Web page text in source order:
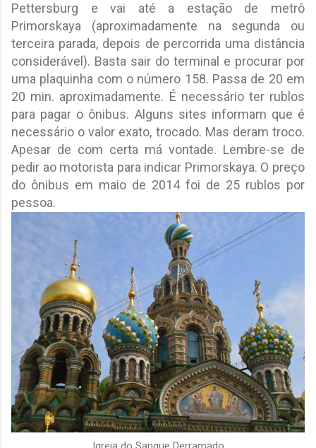
Pettersburg e vai até a estação de metrô
Primorskaya (aproximadamente na segunda ou
terceira parada, depois de percorrida uma distância
considerável). Basta sair do terminal e procurar por
uma plaquinha com o número 158. Passa de 20 em
20 min. aproximadamente. É necessário ter rublos
para pagar o ônibus. Alguns sites informam que é
necessário o valor exato, trocado. Mas deram troco.
Apesar de com certa má vontade. Lembre-se de
pedir ao motorista para indicar Primorskaya. O preço
do ônibus em maio de 2014 foi de 25 rublos por
pessoa.